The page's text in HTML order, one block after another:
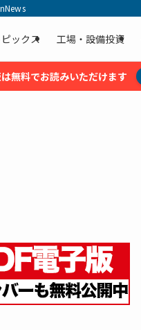
ックス 工場・設備投資
無料でお読みいただけます